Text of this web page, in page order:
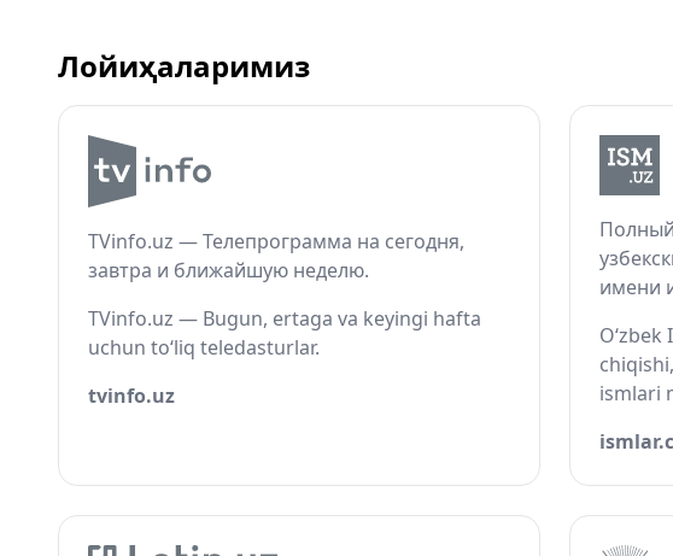
Лойиҳаларимиз
TVinfo.uz — Телепрограмма на сегодня,
завтра и ближайшую неделю.
TVinfo.uz — Bugun, ertaga va keyingi hafta
uchun to‘liq teledasturlar.
tvinfo.uz
имени
ismlari